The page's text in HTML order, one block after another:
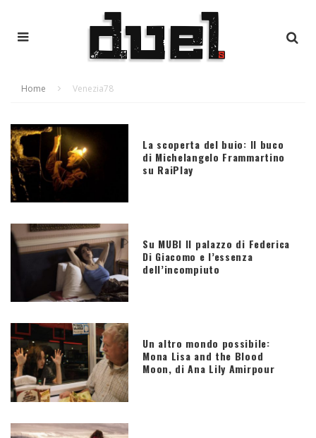
Home Venezia78
La scoperta del buio: Il buco
di Michelangelo Frammartino
su RaiPlay
Su MUBI Il palazzo di Federica
Di Giacomo e l’essenza
dell’incompiuto
Un altro mondo possibile:
Mona Lisa and the Blood
Moon, di Ana Lily Amirpour